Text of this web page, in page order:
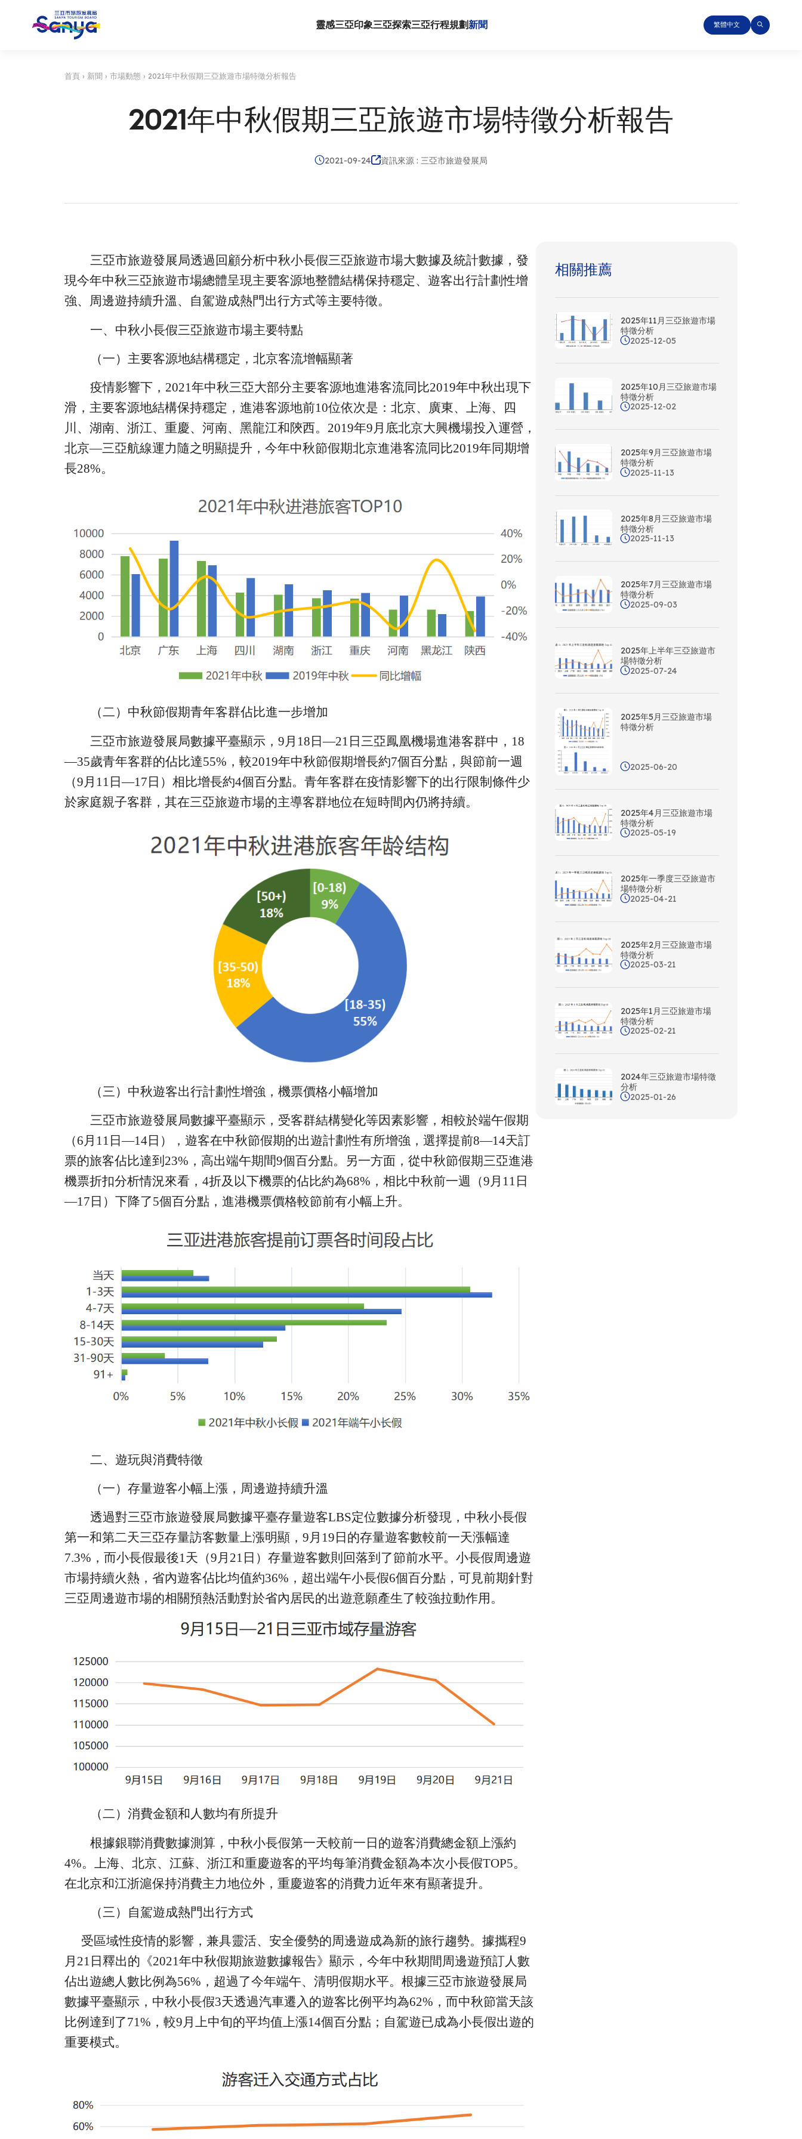
靈感三亞印象三亞探索三亞行程規劃新聞 繁體中文
首頁› 新聞 › 市場動態› 2021年中秋假期三亞旅遊市場特徵分析報告
2021年中秋假期三亞旅遊市場特徵分析報告
2021-09-24 資訊來源 : 三亞市旅遊發展局
三亞市旅遊發展局透過回顧分析中秋小長假三亞旅遊市場大數據及統計數據，發
現今年中秋三亞旅遊市場總體呈現主要客源地整體結構保持穩定、遊客出行計劃性增
強、周邊遊持續升溫、自駕遊成熱門出行方式等主要特徵。
一、中秋小長假三亞旅遊市場主要特點
（一） 主要客源地結構穩定 ，北京客流增幅顯著
疫情影響下， 2021年中秋三亞大部分主要客源地進港客流同比2019年中秋出現下
滑， 主要客源地結構保持穩定，進港客源地前10位依次是：北京、廣東、上海、四
川、湖南、浙江、重慶、河南、黑龍江和陝西。 2019年9月底北京大興機場投入運營 ，
北京—三亞航線運力隨之明顯提升，今年中秋節假期北京進港客流同比2019年同期增
長28%。
（二）中秋節假期青年客群佔比進一步增加
三亞市旅遊發展局數據平臺顯示， 9 月 18 日—21 日三亞鳳凰機場進港客群中 ， 18
—35歲青年客群的佔比達55% ，較2019年中秋節假期增長約7個百分點，與節前一週
（9 月 11 日—17 日）相比增長約4個百分點。青年客群在疫情影響下的出行限制條件少
於家庭親子客群，其在三亞旅遊市場的主導客群地位在短時間內仍將持續。
（三） 中秋遊客出行計劃性增強，機票價格小幅增加
三亞市旅遊發展局數據平臺顯示， 受客群結構變化等因素影響， 相較於端午假期
（6月 11 日—14日）， 遊客在中秋節假期的出遊計劃性有所增強， 選擇提前8—14天訂
票的旅客佔比達到 23% ，高出端午期間9個百分點。另一方面， 從中秋節假期三亞進港
機票折扣分析情況來看 ， 4折及以下機票的佔比約為68% ，相比中秋前一週（9月 11 日
—17 日）下降了5個百分點，進港機票價格較節前有小幅上升。
二、遊玩與消費特徵
（一）存量遊客小幅上漲，周邊遊持續升溫
透過對三亞市旅遊發展局數據平臺存量遊客LBS定位數據分析發現，中秋小長假
第一和第二天三亞存量訪客數量上漲明顯， 9月 19 日的存量遊客數較前一天漲幅達
7.3% ， 而小長假最後1天（9月 21 日）存量遊客數則回落到了節前水平。小長假周邊遊
市場持續火熱，省內遊客佔比均值約36% ，超出端午小長假6個百分點， 可見前期針對
三亞周邊遊市場的相關預熱活動對於省內居民的出遊意願產生了較強拉動作用 。
（二）消費金額和人數均有所提升
根據銀聯消費數據測算， 中秋小長假第一天較前一日的遊客消費總金額上漲約
4%。上海、北京、江蘇、浙江和重慶遊客的平均每筆消費金額為本次小長假TOP5。
在北京和江浙滬保持消費主力地位外，重慶遊客的消費力近年來有顯著提升。
（三）自駕遊成熱門出行方式
受區域性疫情的影響， 兼具靈活、 安全優勢的周邊遊成為新的旅行趨勢。據攜程9
月 21 日釋出的《2021年中秋假期旅遊數據報告》顯示，今年中秋期間周邊遊預訂人數
佔出遊總人數比例為56% ，超過了今年端午、清明假期水平。根據三亞市旅遊發展局
數據平臺顯示，中秋小長假3天透過汽車遷入的遊客比例平均為62% ， 而中秋節當天該
比例達到了71% ， 較9月 上中旬的平均值上漲14個百分點；自駕遊已成為小長假出遊的
重要模式。
相關推薦
2025年11月三亞旅遊市場
特徵分析
2025-12-05
2025年10月三亞旅遊市場
特徵分析
2025-12-02
2025年9月三亞旅遊市場
特徵分析
2025-11-13
2025年8月三亞旅遊市場
特徵分析
2025-11-13
2025年7月三亞旅遊市場
特徵分析
2025-09-03
2025年上半年三亞旅遊市
場特徵分析
2025-07-24
2025年5月三亞旅遊市場
特徵分析
2025-06-20
2025年4月三亞旅遊市場
特徵分析
2025-05-19
2025年一季度三亞旅遊市
場特徵分析
2025-04-21
2025年2月三亞旅遊市場
特徵分析
2025-03-21
2025年1月三亞旅遊市場
特徵分析
2025-02-21
2024年三亞旅遊市場特徵
分析
2025-01-26